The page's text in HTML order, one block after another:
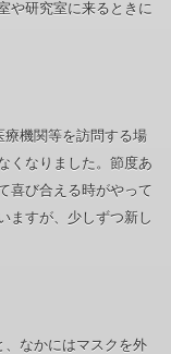
や研究室に来るときに
療機関等を訪問する場
くなりました。節度あ
喜び合える時がやって
ますが、少しずつ新し
、なかにはマスクを外